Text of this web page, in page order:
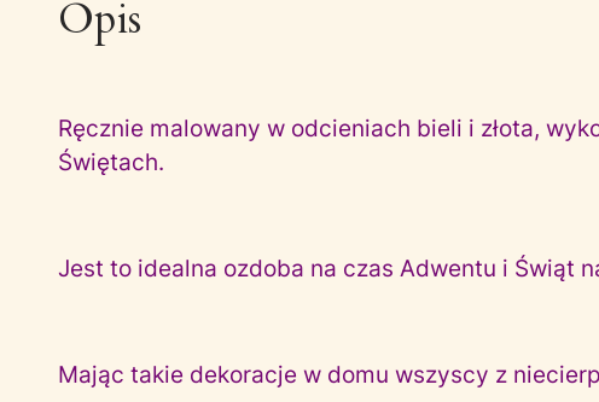
Opis
Ręcznie malowany w odcieniach bieli i złota,
Świętach.
Jest to idealna ozdoba na czas Adwentu i Świąt
Mając takie dekoracje w domu wszyscy z